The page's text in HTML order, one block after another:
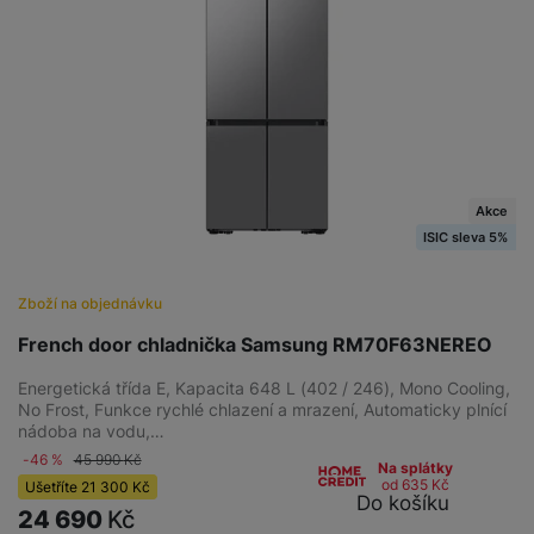
French door chladnička Samsung RM70F63NEREO
Zboží na objednávku
Akce
ISIC sleva 5%
Energetická třída E, Kapacita 648 L (402 / 246), Mono Cooling,
No Frost, Funkce rychlé chlazení a mrazení, Automaticky plnící
nádoba na vodu,…
-46 % 45 990Kč
Ušetříte 21 300 Kč
24 690 Kč
Na splátky
od 635 Kč
Do košíku